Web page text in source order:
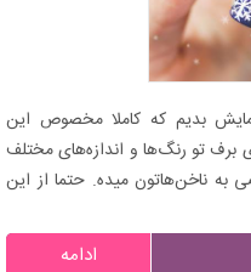
بدیم که کاملا مخصوص این
تو رنگ‌ها و اندازه‌های مختلف
ناخن‌هاتون میده. حتما از این
ادامه